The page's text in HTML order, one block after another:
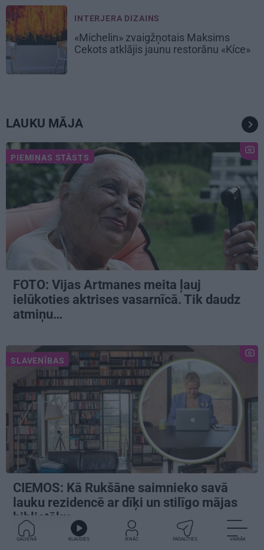
INTERJERA DIZAINS
«Michelin» zvaigžņotais Maksims
Cekots atklājis jaunu restorānu «Kíce»
LAUKU MĀJA
PIEMIŅAS STĀSTS
FOTO: Vijas Artmanes meita ļauj
ielūkoties aktrises vasarnīcā. Tik daudz
atmiņu…
SLAVENĪBAS
CIEMOS: Kā Rukšāne saimnieko savā
lauku rezidencē ar dīķi un stilīgo mājas
bibliotēku
GALVENĀ KLAUSIES IENĀC PADALĪTIES VAIRĀK